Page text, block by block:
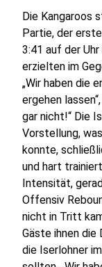
Die Kangaroos
Partie, der
3:41 auf der
erzielten im
„Wir haben die
ergehen
gar nicht!“ Die
Vorstellung,
konnte,
und hart
Intensität,
Offensiv
nicht in Tritt
Gäste ihnen die
die Iserlohner